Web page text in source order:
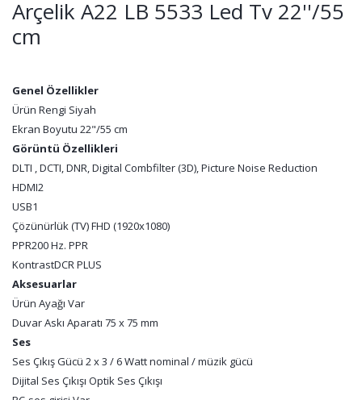
Arçelik A22 LB 5533 Led Tv 22''/55
cm
Genel Özellikler
Ürün Rengi Siyah
Ekran Boyutu 22"/55 cm
Görüntü Özellikleri
DLTI , DCTI, DNR, Digital Combfilter (3D), Picture Noise Reduction
HDMI2
USB1
Çözünürlük (TV)FHD (1920x1080)
PPR200 Hz. PPR
KontrastDCR PLUS
Aksesuarlar
Ürün Ayağı Var
Duvar Askı Aparatı 75 x 75 mm
Ses
Ses Çıkış Gücü 2 x 3 / 6 Watt nominal / müzik gücü
Dijital Ses Çıkışı Optik Ses Çıkışı